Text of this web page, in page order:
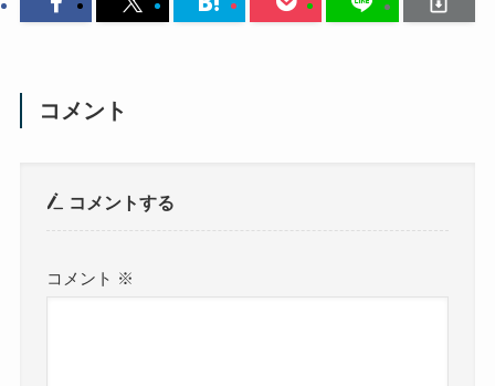
コメント
コメントする
コメント ※